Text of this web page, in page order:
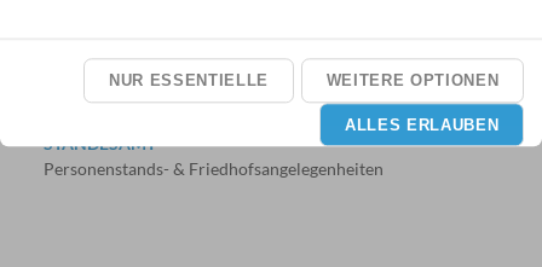
STANDESAMT
Personenstands- & Friedhofsangelegenheiten
NUR ESSENTIELLE WEITERE OPTIONEN
ALLES ERLAUBEN